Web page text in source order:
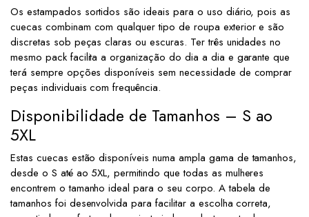
Os estampados sortidos são ideais para o uso diário, pois as
cuecas combinam com qualquer tipo de roupa exterior e são
discretas sob peças claras ou escuras. Ter três unidades no
mesmo pack facilita a organização do dia a dia e garante que
terá sempre opções disponíveis sem necessidade de comprar
peças individuais com frequência.
Disponibilidade de Tamanhos – S ao
5XL
Estas cuecas estão disponíveis numa ampla gama de tamanhos,
desde o S até ao 5XL, permitindo que todas as mulheres
encontrem o tamanho ideal para o seu corpo. A tabela de
tamanhos foi desenvolvida para facilitar a escolha correta,